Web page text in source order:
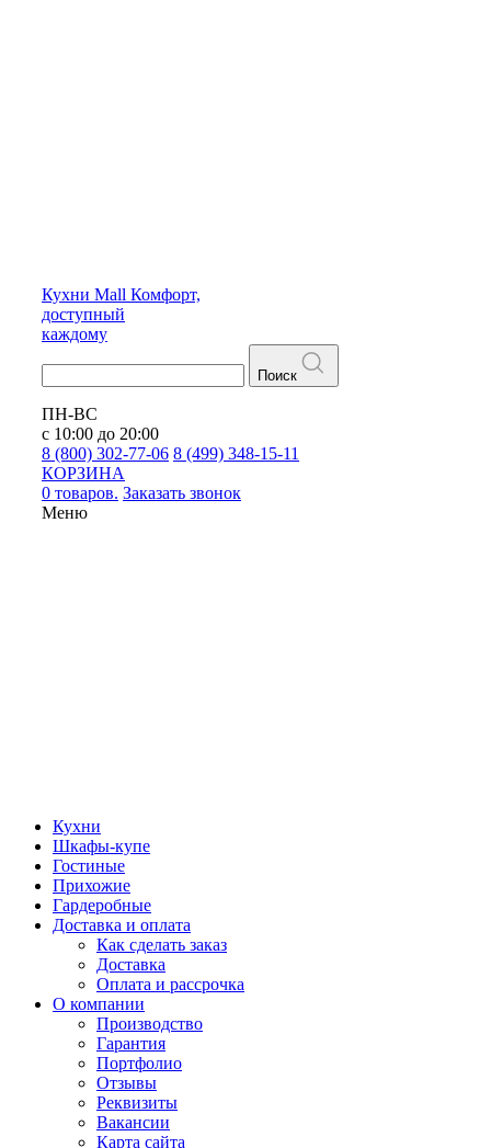
Кухни Mall Комфорт,
доступный
каждому
Поиск
ПН-ВС
с 10:00 до 20:00
8 (800) 302-77-06 8 (499) 348-15-11
КОРЗИНА
0 товаров. Заказать звонок
Меню
Кухни
Шкафы-купе
Гостиные
Прихожие
Гардеробные
Доставка и оплата
Как сделать заказ
Доставка
Оплата и рассрочка
О компании
Производство
Гарантия
Портфолио
Отзывы
Реквизиты
Вакансии
Карта сайта